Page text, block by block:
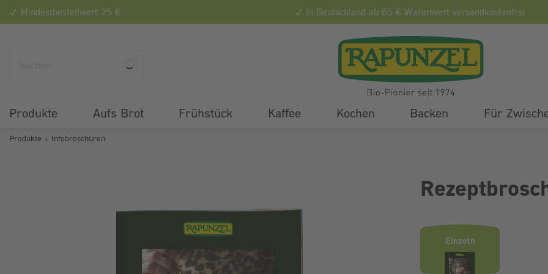
Mindestbestellwert 25 € In Deutschland ab 65 € Warenwert versandkostenfrei
Produkte Aufs Brot Frühstück Kaffee Kochen Backen Für
Produkte Infobroschüren
Bildergalerie überspringen
Einzeln